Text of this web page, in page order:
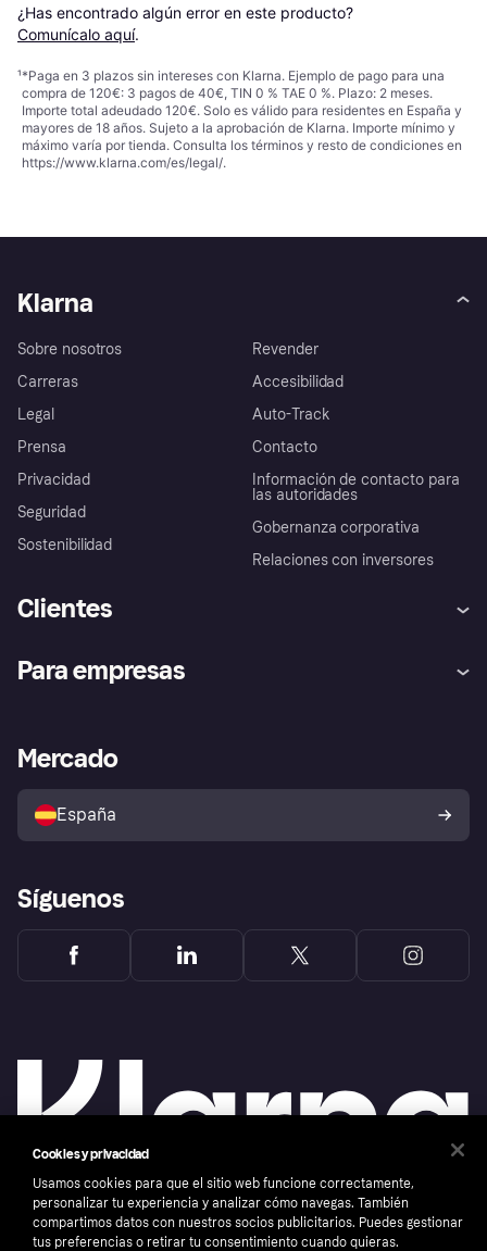
¿Has encontrado algún error en este producto?
Comunícalo aquí.
¹*Paga en 3 plazos sin intereses con Klarna. Ejemplo de pago para una
compra de 120€: 3 pagos de 40€, TIN 0 % TAE 0 %. Plazo: 2 meses.
Importe total adeudado 120€. Solo es válido para residentes en España y
mayores de 18 años. Sujeto a la aprobación de Klarna. Importe mínimo y
máximo varía por tienda. Consulta los términos y resto de condiciones en
https://www.klarna.com/es/legal/.
Klarna
Sobre nosotros
Carreras
Legal
Prensa
Privacidad
Seguridad
Sostenibilidad
Revender
Accesibilidad
Auto-Track
Contacto
Información de contacto para
las autoridades
Gobernanza corporativa
Relaciones con inversores
Clientes
Inicio de sesión
Directorio de tiendas
Política de protección al
comprador de Klarna
Reclamaciones
Para empresas
Acceso empresas
Mercado
España
Síguenos
Copyright © 2005-2026 Klarna Bank AB (publ). Sede central: Stockholm, Sweden. Todos
los derechos reservados. Klarna Bank AB (publ). Sveavägen 46, 111 34 Stockholm.
Cookies y privacidad
Usamos cookies para que el sitio web funcione correctamente,
personalizar tu experiencia y analizar cómo navegas. También
compartimos datos con nuestros socios publicitarios. Puedes gestionar
tus preferencias o retirar tu consentimiento cuando quieras.